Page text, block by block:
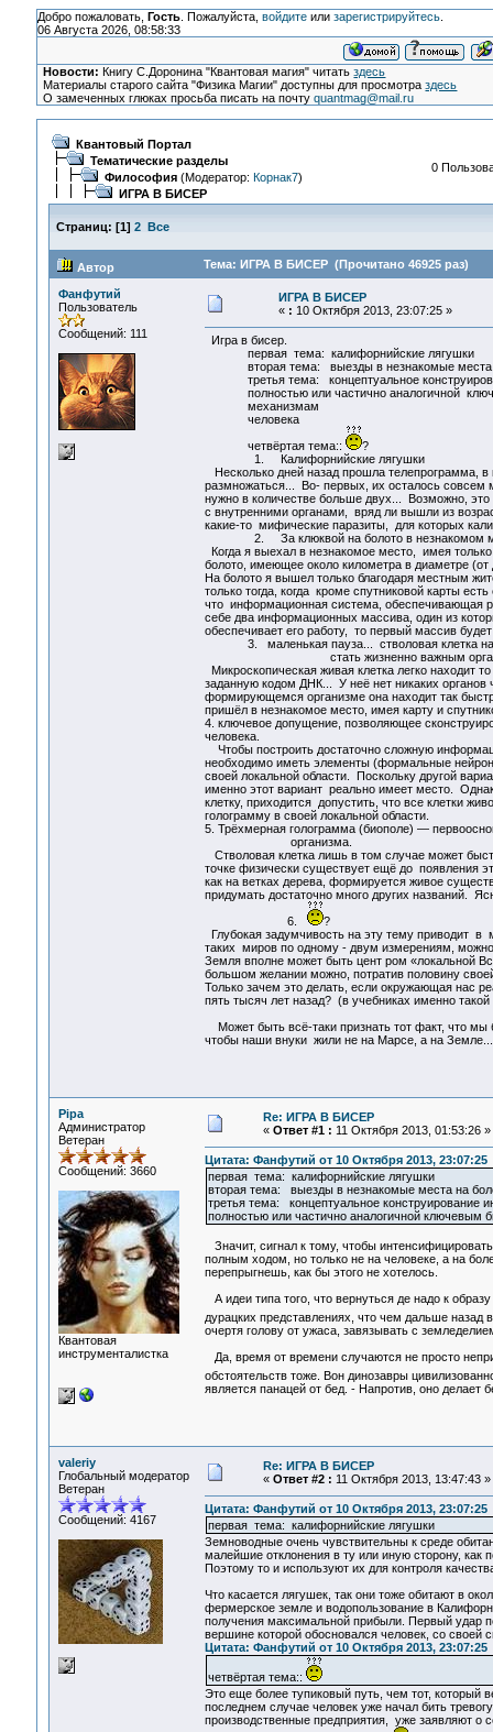
Добро пожаловать, Гость. Пожалуйста, войдитеили зарегистрируйтесь.
06 Августа 2026, 08:58:33
Новости: Книгу С.Доронина "Квантовая магия" читатьздесь
Материалы старого сайта "Физика Магии" доступны для просмотраздесь
О замеченных глюках просьба писать на почтуquantmag@mail.ru
Квантовый Портал
Тематические разделы
Философия(Модератор: Корнак7)
ИГРА В БИСЕР
0
Страниц: [1] 2 Все
Автор Тема: ИГРА В БИСЕР (Прочитано 46925 раз)
Фанфутий
Пользователь
Сообщений: 111
ИГРА В БИСЕР
« : 10 Октября 2013, 23:07:25 »
Игра в бисер.
первая тема: калифорнийские лягушки
вторая тема: выезды в незнакомые места на
третья тема: концептуальное
полностью или частично аналогичной
механизмам
человека
четвёртая тема::
?
1. Калифорнийские лягушки
Несколько дней назад прошла телепрограмма, в
размножаться... Во- первых, их осталось совсем
нужно в количестве больше двух... Возможно,
с внутренними органами, вряд ли вышли из
какие-то мифические паразиты, для которых
2. За клюквой на болото в незнакомом
Когда я выехал в незнакомое место, имея
болото, имеющее около километра в диаметре
На болото я вышел только благодаря местным
только тогда, когда кроме спутниковой карты
что информационная система, обеспечивающая
себе два информационных массива, один из
обеспечивает его работу, то первый массив
3. маленькая пауза... стволовая клетка на
стать жизненно важным
Микроскопическая живая клетка легко находит
заданную кодом ДНК... У неё нет никаких
формирующемся организме она находит так
пришёл в незнакомое место, имея карту и
4. ключевое допущение, позволяющее
человека.
Чтобы построить достаточно сложную
необходимо иметь элементы (формальные
своей локальной области. Поскольку другой
именно этот вариант реально имеет место.
клетку, приходится допустить, что все клетки
голограмму в своей локальной области.
5. Трёхмерная голограмма (биополе) —
организма.
Стволовая клетка лишь в том случае может
точке физически существует ещё до появления
как на ветках дерева, формируется живое
придумать достаточно много других названий.
6.
?
Глубокая задумчивость на эту тему приводит
таких миров по одному - двум измерениям,
Земля вполне может быть цент ром «локальной
большом желании можно, потратив половину
Только зачем это делать, если окружающая нас
пять тысяч лет назад? (в учебниках именно
Может быть всё-таки признать тот факт, что
чтобы наши внуки жили не на Марсе, а на Земле...
Pipa
Администратор
Ветеран
Сообщений: 3660
Квантовая
инструменталистка
Re: ИГРА В БИСЕР
« Ответ #1 : 11 Октября 2013, 01:53:26 »
Цитата: Фанфутий от 10 Октября 2013, 23:07:25
первая тема: калифорнийские лягушки
вторая тема: выезды в незнакомые места на
третья тема: концептуальное конструирование
полностью или частично аналогичной
Значит, сигнал к тому, чтобы
полным ходом, но только не на человеке, а на
перепрыгнешь, как бы этого не хотелось.
А идеи типа того, что вернуться де надо к
дурацких представлениях, что чем дальше
очертя голову от ужаса, завязывать с
Да, время от времени случаются не просто
обстоятельств тоже. Вон динозавры
является панацей от бед. - Напротив, оно делает
valeriy
Глобальный модератор
Ветеран
Сообщений: 4167
Re: ИГРА В БИСЕР
« Ответ #2 : 11 Октября 2013, 13:47:43 »
Цитата: Фанфутий от 10 Октября 2013, 23:07:25
первая тема: калифорнийские лягушки
Земноводные очень чувствительны к среде
малейшие отклонения в ту или иную сторону, как
Поэтому то и используют их для контроля
Что касается лягушек, так они тоже обитают в
фермерское земле и водопользование в
получения максимальной прибыли. Первый удар
вершине которой обосновался человек, со
Цитата: Фанфутий от 10 Октября 2013, 23:07:25
четвёртая тема::
Это еще более тупиковый путь, чем тот, который
последнем случае человек уже начал бить
производственные предприятия, уже заявляют о